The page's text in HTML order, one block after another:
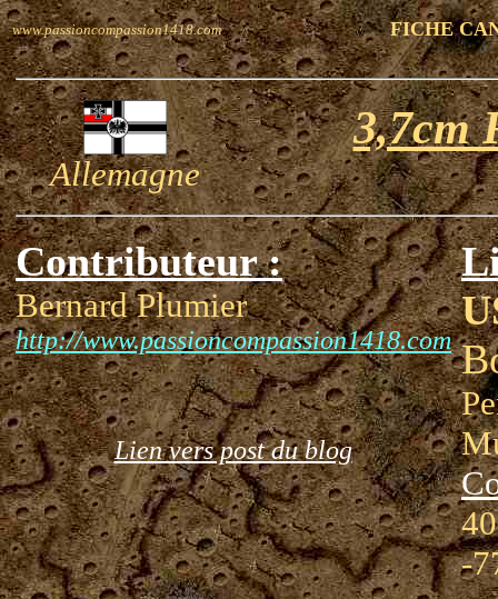
www.passioncompassion1418.com FICHE
Allemagne
3,7cm
Contributeur :
Bernard Plumier
http://www.passioncompassion1418.com
Lien vers post du blog
-